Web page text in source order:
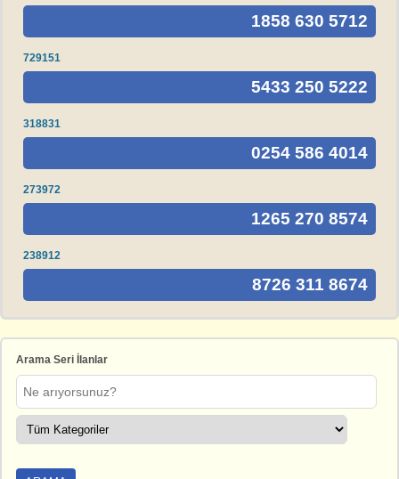
1858 630 5712
729151
5433 250 5222
318831
0254 586 4014
273972
1265 270 8574
238912
8726 311 8674
Arama Seri İlanlar